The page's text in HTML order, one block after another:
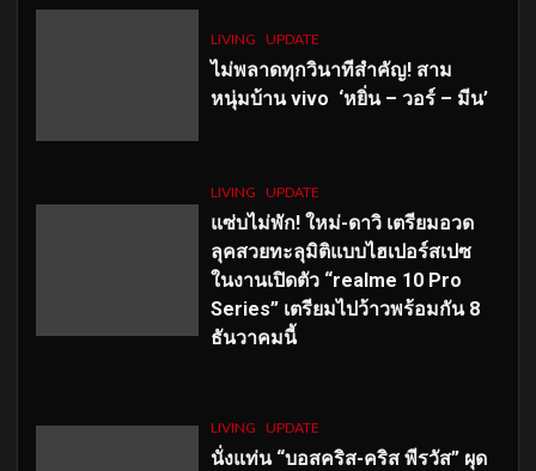
LIVING UPDATE
ไม่พลาดทุกวินาทีสำคัญ! สาม
หนุ่มบ้าน vivo ‘หยิ่น – วอร์ – มีน’
LIVING UPDATE
แซ่บไม่พัก! ใหม่-ดาวิ เตรียมอวด
ลุคสวยทะลุมิติแบบไฮเปอร์สเปซ
ในงานเปิดตัว “realme 10 Pro
Series” เตรียมไปว้าวพร้อมกัน 8
ธันวาคมนี้
LIVING UPDATE
นั่งแท่น “บอสคริส-คริส พีรวัส” ผุด